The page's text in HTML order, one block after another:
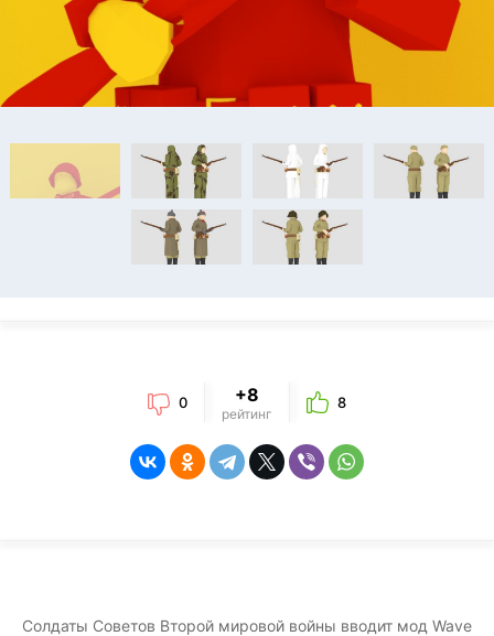
0 +8
рейтинг
8
Солдаты Советов Второй мировой войны вводит мод Wave